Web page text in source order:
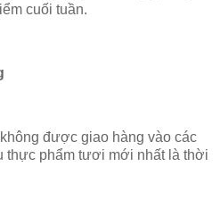
cuối tuần.
được giao hàng vào các
thực phẩm tươi mới nhất là thời